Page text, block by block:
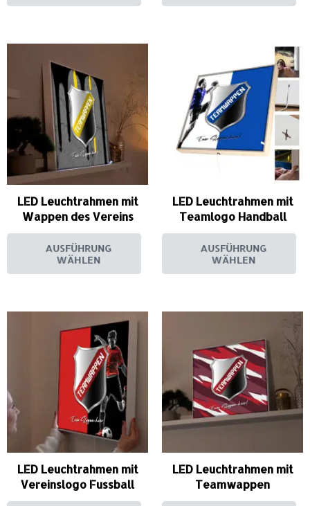
LED Leuchtrahmen mit
Wappen des Vereins
AUSFÜHRUNG
WÄHLEN
LED Leuchtrahmen mit
Teamlogo Handball
AUSFÜHRUNG
WÄHLEN
LED Leuchtrahmen mit
Vereinslogo Fussball
LED Leuchtrahmen mit
Teamwappen